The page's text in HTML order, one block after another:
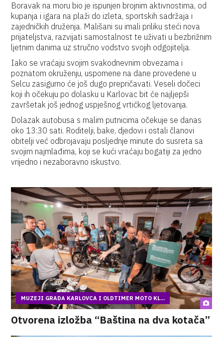
Boravak na moru bio je ispunjen brojnim aktivnostima, od
kupanja i igara na plaži do izleta, sportskih sadržaja i
zajedničkih druženja. Mališani su imali priliku steći nova
prijateljstva, razvijati samostalnost te uživati u bezbrižnim
ljetnim danima uz stručno vodstvo svojih odgojitelja.
Iako se vraćaju svojim svakodnevnim obvezama i
poznatom okruženju, uspomene na dane provedene u
Selcu zasigurno će još dugo prepričavati. Veseli dočeci
koji ih očekuju po dolasku u Karlovac bit će najljepši
završetak još jednog uspješnog vrtićkog ljetovanja.
Dolazak autobusa s malim putnicima očekuje se danas
oko 13:30 sati. Roditelji, bake, djedovi i ostali članovi
obitelji već odbrojavaju posljednje minute do susreta sa
svojim najmlađima, koji se kući vraćaju bogatiji za jedno
vrijedno i nezaboravno iskustvo.
MUZEJI GRADA KARLOVCA I OLDTIMER MOTO KL...
Otvorena izložba “Baština na dva kotača”